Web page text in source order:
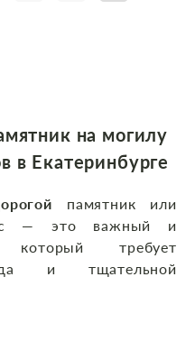
на могилу
в Екатеринбурге
памятник или
— это важный и
который требует
и тщательной